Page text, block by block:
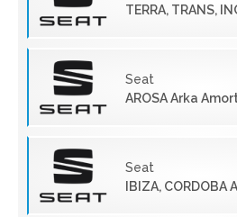
TERRA, TRANS,
Seat
AROSA Arka
Seat
IBIZA,